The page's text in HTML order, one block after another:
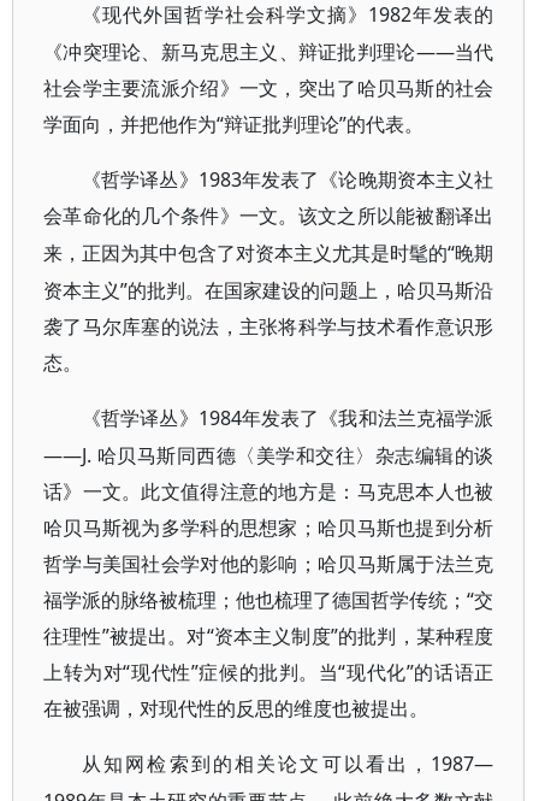
《现代外国哲学社会科学文摘》 1982年发表的
《冲突理论、新马克思主义、辩证批判理论——当代
社会学主要流派介绍》一文，突出了哈贝马斯的社会
学面向，并把他作为“辩证批判理论”的代表。
《哲学译丛》 1983年发表了《论晚期资本主义社
会革命化的几个条件》一文。该文之所以能被翻译出
来，正因为其中包含了对资本主义尤其是时髦的“晚期
资本主义”的批判。在国家建设的问题上，哈贝马斯沿
袭了马尔库塞的说法，主张将科学与技术看作意识形
态。
《哲学译丛》 1984年发表了《我和法兰克福学派
——J. 哈贝马斯同西德〈美学和交往〉杂志编辑的谈
话》一文。此文值得注意的地方是：马克思本人也被
哈贝马斯视为多学科的思想家；哈贝马斯也提到分析
哲学与美国社会学对他的影响；哈贝马斯属于法兰克
福学派的脉络被梳理；他也梳理了德国哲学传统；“交
往理性”被提出。对“资本主义制度”的批判，某种程度
上转为对“现代性”症候的批判。当“现代化”的话语正
在被强调，对现代性的反思的维度也被提出。
从知网检索到的相关论文可以看出， 1987—